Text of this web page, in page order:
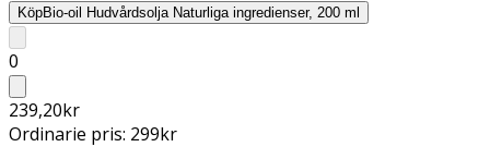
KöpBio-oil Hudvårdsolja Naturliga ingredienser, 200 ml
0
239,20kr
Ordinarie pris: 299kr